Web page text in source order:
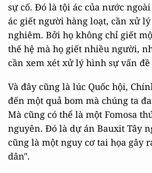
sự cố. Đó là tội ác của nước
ác giết người hàng loạt, cần xử
nghiêm. Bởi họ không chỉ giết
thế hệ mà họ giết nhiều người,
cần xem xét xử lý hình sự vấn đề
Và đây cũng là lúc Quốc hội,
đến một quả bom mà chúng ta
Mà cũng có thể là một Fomosa
nguyên. Đó là dự án Bauxit Tây
cũng là một nguy cơ tai họa gây
dân".